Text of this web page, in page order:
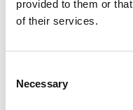
provided to them or
of their services.
Selection
Necessary
Jean in der
Stadtzentrum
eine Verbindung